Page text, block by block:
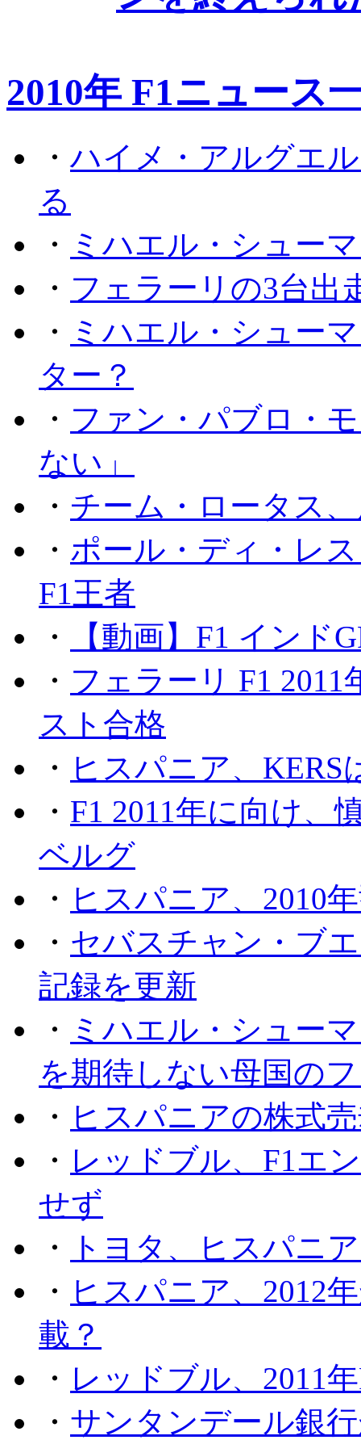
2010年 F1ニュース
・ハイメ・アルグエ
る
・ ミハエル・シュー
・ フェラーリの3台出
・ ミハエル・シュー
ター？
・ ファン・パブロ・
ない」
・ チーム・ロータス
・ ポール・ディ・レ
F1王者
・
【動画】F1 インド
・ フェラーリ F1
スト合格
・ ヒスパニア、KERS
・ F1 2011年に向け、
ベルグ
・ ヒスパニア、2010
・ セバスチャン・ブ
記録を更新
・ ミハエル・シュー
を期待しない母国の
・ ヒスパニアの株式
・ レッドブル、F1エ
せず
・
トヨタ、ヒスパニ
・ ヒスパニア、2012
載？
・ レッドブル、2011
・ サンタンデール銀